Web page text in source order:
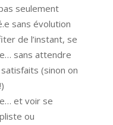
seulement
sans évolution
de l’instant, se
sans attendre
(sinon on
et voir se
ou